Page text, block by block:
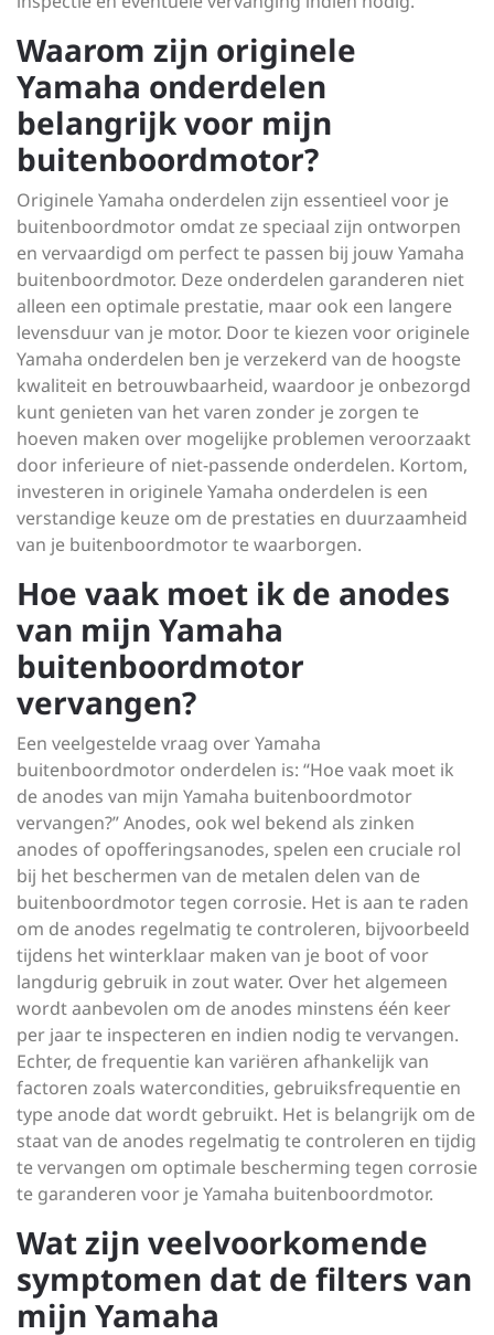
Waarom zijn originele
Yamaha onderdelen
belangrijk voor mijn
buitenboordmotor?
Originele Yamaha onderdelen zijn essentieel voor je
buitenboordmotor omdat ze speciaal zijn ontworpen
en vervaardigd om perfect te passen bij jouw Yamaha
buitenboordmotor. Deze onderdelen garanderen niet
alleen een optimale prestatie, maar ook een langere
levensduur van je motor. Door te kiezen voor originele
Yamaha onderdelen ben je verzekerd van de hoogste
kwaliteit en betrouwbaarheid, waardoor je onbezorgd
kunt genieten van het varen zonder je zorgen te
hoeven maken over mogelijke problemen veroorzaakt
door inferieure of niet-passende onderdelen. Kortom,
investeren in originele Yamaha onderdelen is een
verstandige keuze om de prestaties en duurzaamheid
van je buitenboordmotor te waarborgen.
Hoe vaak moet ik de anodes
van mijn Yamaha
buitenboordmotor
vervangen?
Een veelgestelde vraag over Yamaha
buitenboordmotor onderdelen is: “Hoe vaak moet ik
de anodes van mijn Yamaha buitenboordmotor
vervangen?” Anodes, ook wel bekend als zinken
anodes of opofferingsanodes, spelen een cruciale rol
bij het beschermen van de metalen delen van de
buitenboordmotor tegen corrosie. Het is aan te raden
om de anodes regelmatig te controleren, bijvoorbeeld
tijdens het winterklaar maken van je boot of voor
langdurig gebruik in zout water. Over het algemeen
wordt aanbevolen om de anodes minstens één keer
per jaar te inspecteren en indien nodig te vervangen.
Echter, de frequentie kan variëren afhankelijk van
factoren zoals watercondities, gebruiksfrequentie en
type anode dat wordt gebruikt. Het is belangrijk om de
staat van de anodes regelmatig te controleren en tijdig
te vervangen om optimale bescherming tegen corrosie
te garanderen voor je Yamaha buitenboordmotor.
Wat zijn veelvoorkomende
symptomen dat de filters van
mijn Yamaha